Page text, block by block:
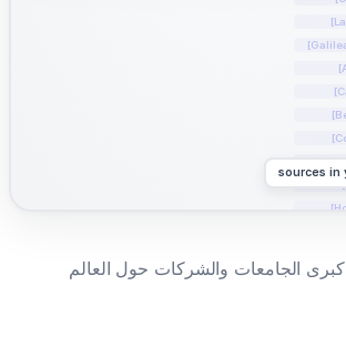
الجامعات والشركات حول العالم